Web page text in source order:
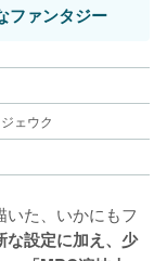
ファンタジー
ェウク
た、いかにもフ
な設定に加え、少